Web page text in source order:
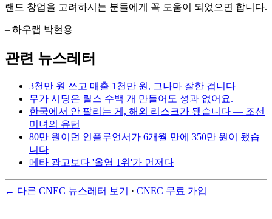
랜드 창업을 고려하시는 분들에게 꼭 도움이 되었으면 합니다.
– 하우랩 박현용
관련 뉴스레터
3천만 원 쓰고 매출 1천만 원, 그나마 잘한 겁니다
무가 시딩은 릴스 수백 개 만들어도 성과 없어요.
한국에서 안 팔리는 게, 해외 리스크가 됐습니다 — 조선
미녀의 유턴
80만 원이던 인플루언서가 6개월 만에 350만 원이 됐습
니다
메타 광고보다 '올영 1위'가 먼저다
← 다른 CNEC 뉴스레터 보기 · CNEC 무료 가입